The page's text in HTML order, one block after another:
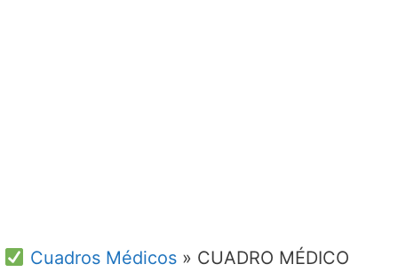
Cuadros Médicos» CUADRO MÉDICO